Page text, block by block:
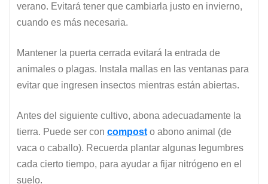
verano. Evitará tener que cambiarla justo en invierno,
cuando es más necesaria.
Mantener la puerta cerrada evitará la entrada de
animales o plagas. Instala mallas en las ventanas para
evitar que ingresen insectos mientras están abiertas.
Antes del siguiente cultivo, abona adecuadamente la
tierra. Puede ser con compost o abono animal (de
vaca o caballo). Recuerda plantar algunas legumbres
cada cierto tiempo, para ayudar a fijar nitrógeno en el
suelo.